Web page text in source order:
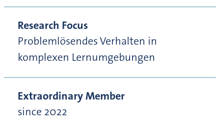
Research Focus
Problemlösendes Verhalten in
komplexen Lernumgebungen
Extraordinary Member
since 2022